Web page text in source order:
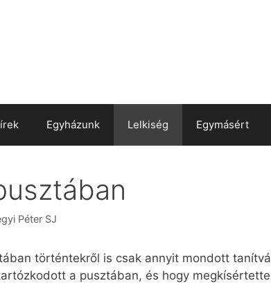
Egyházunk Lelkiség Egymásért
Péter SJ
történtekről is csak annyit mondott
a pusztában, és hogy